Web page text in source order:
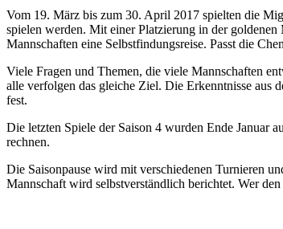
Vom 19. März bis zum 30. April 2017 spielten die
spielen werden. Mit einer Platzierung in der
Mannschaften eine Selbstfindungsreise. Passt die
Viele Fragen und Themen, die viele Mannschaften
alle verfolgen das gleiche Ziel. Die Erkenntnisse aus
fest.
Die letzten Spiele der Saison 4 wurden Ende Januar
rechnen.
Die Saisonpause wird mit verschiedenen Turnieren
Mannschaft wird selbstverständlich berichtet. Wer